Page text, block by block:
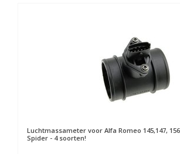
Luchtmassameter voor Alfa Romeo 145,147,
Spider - 4 soorten!